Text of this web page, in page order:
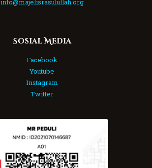
info@majelisrasulullah.org
Sosial Media
Facebook
Youtube
Instagram
Twitter